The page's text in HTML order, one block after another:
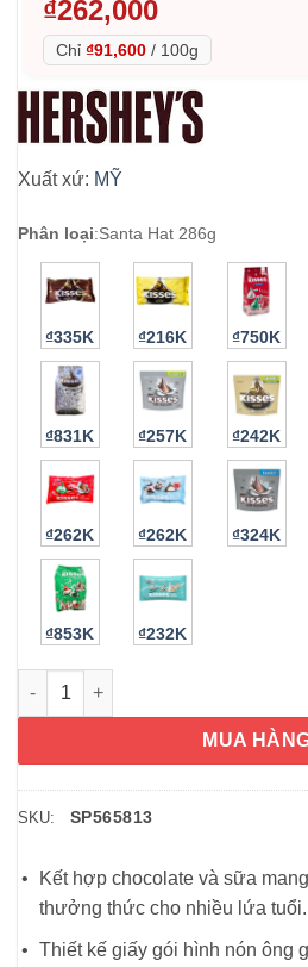
₫262,000
Chỉ ₫91,600 / 100g
Xuất xứ: MỸ
Phân loại:Santa Hat 286g
₫335K ₫216K ₫750K
₫831K ₫257K ₫242K
₫262K ₫262K ₫324K
₫853K ₫232K
Socola Kisses Noel Hershey’s
MUA
SKU: SP565813
Kết hợp chocolate và sữa
thưởng thức cho nhiều lứa tuổi.
Thiết kế giấy gói hình nón ông